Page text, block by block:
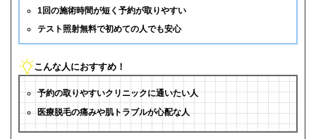
1回の施術時間が短く予約が取りやすい
テスト照射無料で初めての人でも安心
こんな人におすすめ！
予約の取りやすいクリニックに通いたい人
医療脱毛の痛みや肌トラブルが心配な人